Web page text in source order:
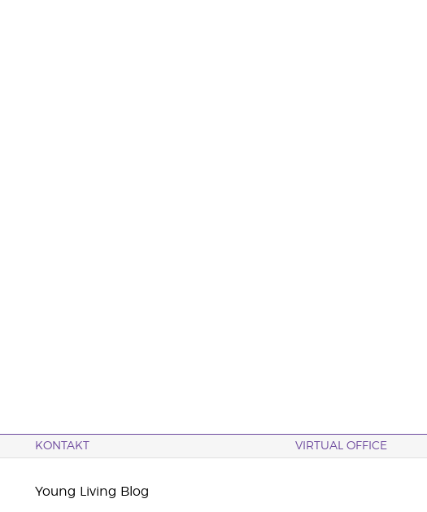
KONTAKT VIRTUAL OFFICE
Young Living Blog